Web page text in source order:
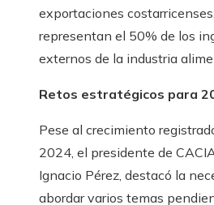
exportaciones
representan el 50% de los
externos de la industria
Retos estratégicos para
Pese al crecimiento
2024, el presidente de
Ignacio Pérez, destacó la
abordar varios temas